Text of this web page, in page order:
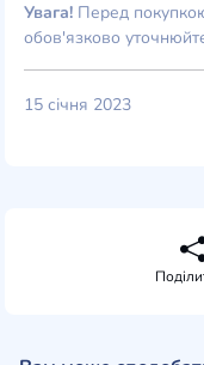
Увага! Перед
обов'язково
15 січня 2023